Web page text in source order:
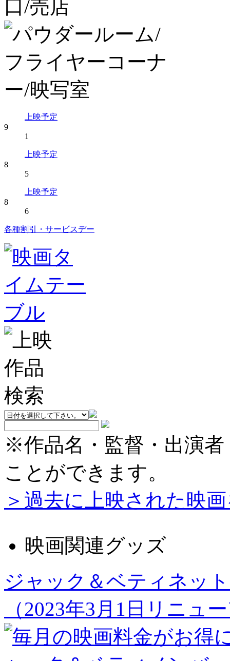
上映予定
9
1
上映予定
8
5
上映予定
8
6
各種割引・サービスデー
※作品名・監督・出演
ことができます。
＞過去に上映された映
映画関連グッズ
ジャック＆ベティネッ
（2023年3月1日リニュ